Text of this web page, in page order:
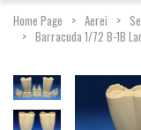
Home Page Aerei
Barracuda 1/72 B-1B